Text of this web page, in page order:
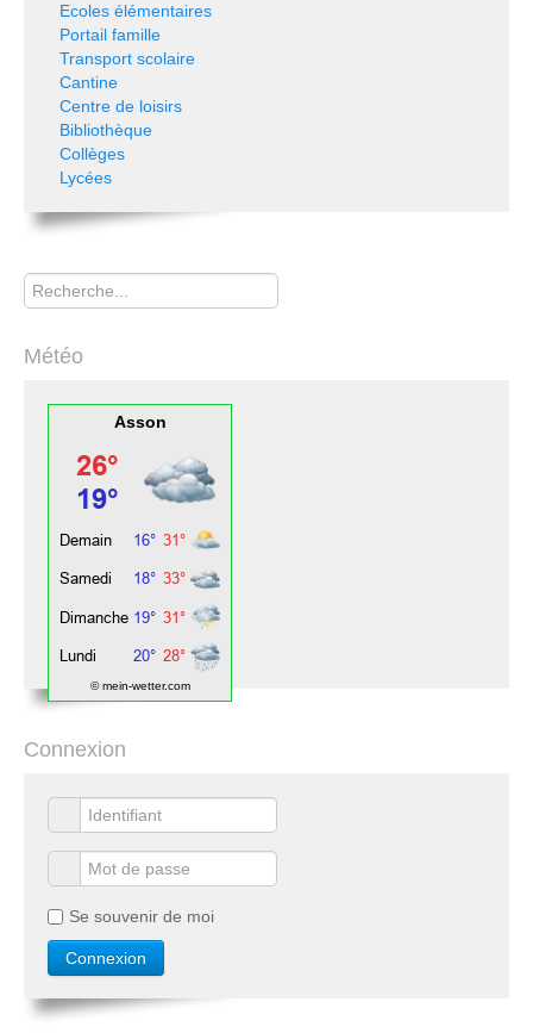
Ecoles élémentaires
Portail famille
Transport scolaire
Cantine
Centre de loisirs
Bibliothèque
Collèges
Lycées
Rechercher
Météo
Asson
© mein-wetter.com
Connexion
Se souvenir de moi